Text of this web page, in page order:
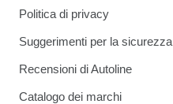
Politica di privacy
Suggerimenti per la sicurezza
Recensioni di Autoline
Catalogo dei marchi